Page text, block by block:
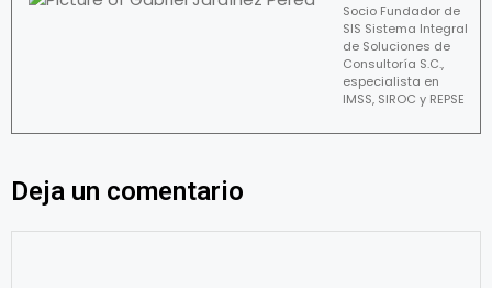
Socio Fundador de
SIS Sistema Integral
de Soluciones de
Consultoría S.C.,
especialista en
IMSS, SIROC y REPSE
Deja un comentario